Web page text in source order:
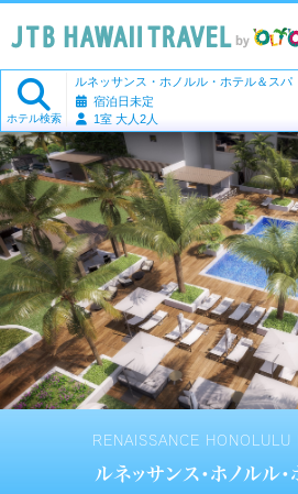
ホテル検索
ルネッサンス・ホノルル・ホテル＆スパ
宿泊日未定
1室 大人2人
RENAISSANCE
ルネッサンス・ホノルル